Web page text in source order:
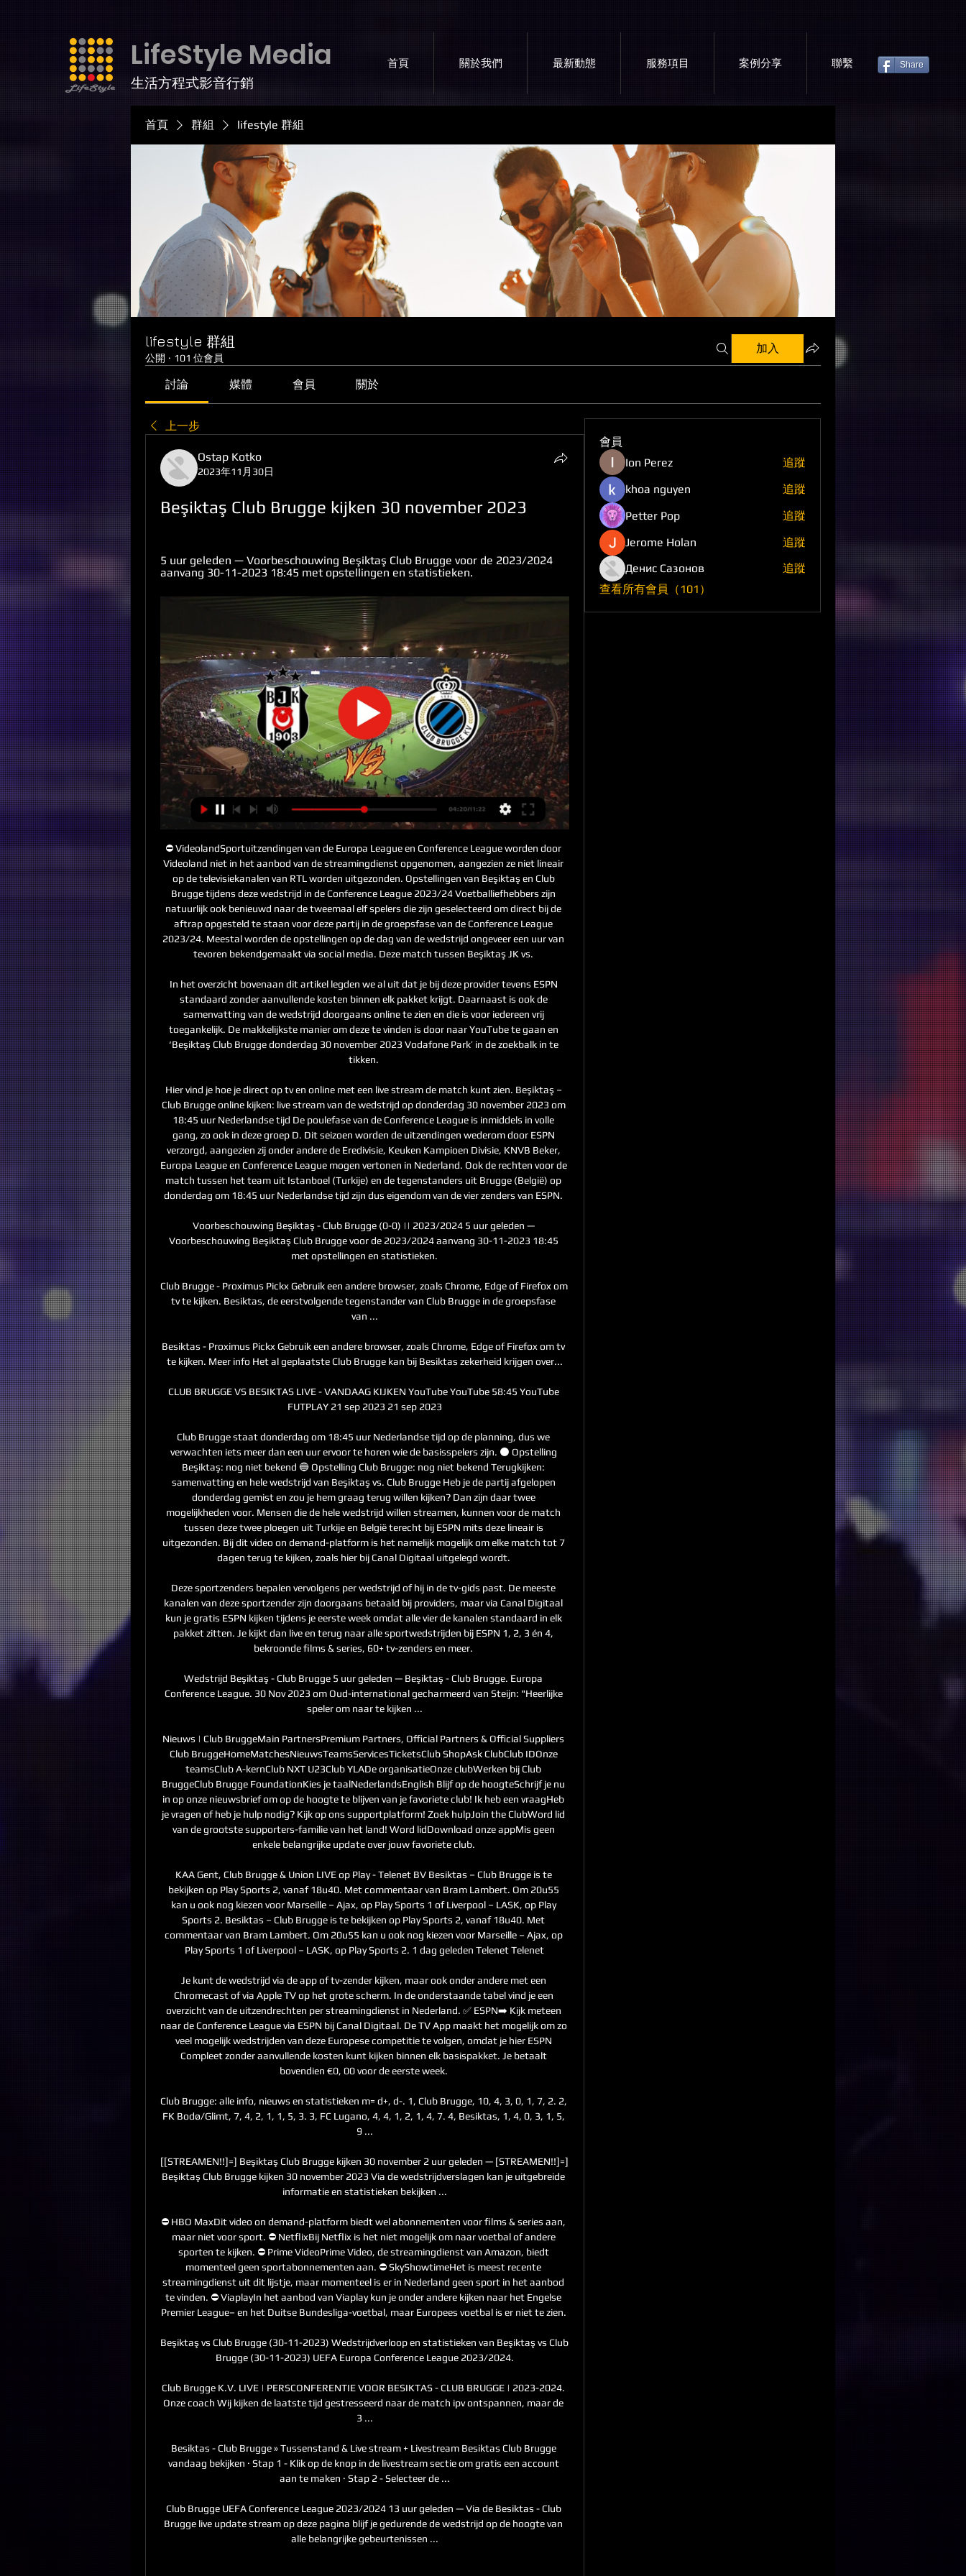
LifeStyle Media
生活方程式影音行銷
首頁 關於我們 最新動態 服務項目 案例分享 聯繫 Share
首頁 群組 lifestyle 群組
lifestyle 群組
公開 · 101 位會員
加入
討論 媒體 會員 關於
上一步
Ostap Kotko
2023年11月30日
Beşiktaş Club Brugge kijken 30 november 2023
5 uur geleden — Voorbeschouwing Beşiktaş Club Brugge voor de 2023/2024
aanvang 30-11-2023 18:45 met opstellingen en statistieken.
⛔️ VideolandSportuitzendingen van de Europa League en Conference League worden door
Videoland niet in het aanbod van de streamingdienst opgenomen, aangezien ze niet lineair
op de televisiekanalen van RTL worden uitgezonden. Opstellingen van Beşiktaş en Club
Brugge tijdens deze wedstrijd in de Conference League 2023/24 Voetballiefhebbers zijn
natuurlijk ook benieuwd naar de tweemaal elf spelers die zijn geselecteerd om direct bij de
aftrap opgesteld te staan voor deze partij in de groepsfase van de Conference League
2023/24. Meestal worden de opstellingen op de dag van de wedstrijd ongeveer een uur van
tevoren bekendgemaakt via social media. Deze match tussen Beşiktaş JK vs.
In het overzicht bovenaan dit artikel legden we al uit dat je bij deze provider tevens ESPN
standaard zonder aanvullende kosten binnen elk pakket krijgt. Daarnaast is ook de
samenvatting van de wedstrijd doorgaans online te zien en die is voor iedereen vrij
toegankelijk. De makkelijkste manier om deze te vinden is door naar YouTube te gaan en
‘Beşiktaş Club Brugge donderdag 30 november 2023 Vodafone Park’ in de zoekbalk in te
tikken.
Hier vind je hoe je direct op tv en online met een live stream de match kunt zien. Beşiktaş –
Club Brugge online kijken: live stream van de wedstrijd op donderdag 30 november 2023 om
18:45 uur Nederlandse tijd De poulefase van de Conference League is inmiddels in volle
gang, zo ook in deze groep D. Dit seizoen worden de uitzendingen wederom door ESPN
verzorgd, aangezien zij onder andere de Eredivisie, Keuken Kampioen Divisie, KNVB Beker,
Europa League en Conference League mogen vertonen in Nederland. Ook de rechten voor de
match tussen het team uit Istanboel (Turkije) en de tegenstanders uit Brugge (België) op
donderdag om 18:45 uur Nederlandse tijd zijn dus eigendom van de vier zenders van ESPN.
Voorbeschouwing Beşiktaş - Club Brugge (0-0) || 2023/2024 5 uur geleden —
Voorbeschouwing Beşiktaş Club Brugge voor de 2023/2024 aanvang 30-11-2023 18:45
met opstellingen en statistieken.
Club Brugge - Proximus Pickx Gebruik een andere browser, zoals Chrome, Edge of Firefox om
tv te kijken. Besiktas, de eerstvolgende tegenstander van Club Brugge in de groepsfase
van ...
Besiktas - Proximus Pickx Gebruik een andere browser, zoals Chrome, Edge of Firefox om tv
te kijken. Meer info Het al geplaatste Club Brugge kan bij Besiktas zekerheid krijgen over...
CLUB BRUGGE VS BESIKTAS LIVE - VANDAAG KIJKEN YouTube YouTube 58:45 YouTube
FUTPLAY 21 sep 2023 21 sep 2023
Club Brugge staat donderdag om 18:45 uur Nederlandse tijd op de planning, dus we
verwachten iets meer dan een uur ervoor te horen wie de basisspelers zijn. ⚫️ Opstelling
Beşiktaş: nog niet bekend 🔵 Opstelling Club Brugge: nog niet bekend Terugkijken:
samenvatting en hele wedstrijd van Beşiktaş vs. Club Brugge Heb je de partij afgelopen
donderdag gemist en zou je hem graag terug willen kijken? Dan zijn daar twee
mogelijkheden voor. Mensen die de hele wedstrijd willen streamen, kunnen voor de match
tussen deze twee ploegen uit Turkije en België terecht bij ESPN mits deze lineair is
uitgezonden. Bij dit video on demand-platform is het namelijk mogelijk om elke match tot 7
dagen terug te kijken, zoals hier bij Canal Digitaal uitgelegd wordt.
Deze sportzenders bepalen vervolgens per wedstrijd of hij in de tv-gids past. De meeste
kanalen van deze sportzender zijn doorgaans betaald bij providers, maar via Canal Digitaal
kun je gratis ESPN kijken tijdens je eerste week omdat alle vier de kanalen standaard in elk
pakket zitten. Je kijkt dan live en terug naar alle sportwedstrijden bij ESPN 1, 2, 3 én 4,
bekroonde films & series, 60+ tv-zenders en meer.
Wedstrijd Beşiktaş - Club Brugge 5 uur geleden — Beşiktaş - Club Brugge. Europa
Conference League. 30 Nov 2023 om Oud-international gecharmeerd van Steijn: "Heerlijke
speler om naar te kijken ...
Nieuws | Club BruggeMain PartnersPremium Partners, Official Partners & Official Suppliers
Club BruggeHomeMatchesNieuwsTeamsServicesTicketsClub ShopAsk ClubClub IDOnze
teamsClub A-kernClub NXT U23Club YLADe organisatieOnze clubWerken bij Club
BruggeClub Brugge FoundationKies je taalNederlandsEnglish Blijf op de hoogteSchrijf je nu
in op onze nieuwsbrief om op de hoogte te blijven van je favoriete club! Ik heb een vraagHeb
je vragen of heb je hulp nodig? Kijk op ons supportplatform! Zoek hulpJoin the ClubWord lid
van de grootste supporters-familie van het land! Word lidDownload onze appMis geen
enkele belangrijke update over jouw favoriete club.
KAA Gent, Club Brugge & Union LIVE op Play - Telenet BV ​Besiktas – Club Brugge is te
bekijken op Play Sports 2, vanaf 18u40. Met commentaar van Bram Lambert. ​Om 20u55
kan u ook nog kiezen voor Marseille – Ajax, op Play Sports 1 of Liverpool – LASK, op Play
Sports 2. ​Besiktas – Club Brugge is te bekijken op Play Sports 2, vanaf 18u40. Met
commentaar van Bram Lambert. ​Om 20u55 kan u ook nog kiezen voor Marseille – Ajax, op
Play Sports 1 of Liverpool – LASK, op Play Sports 2. 1 dag geleden Telenet Telenet
Je kunt de wedstrijd via de app of tv-zender kijken, maar ook onder andere met een
Chromecast of via Apple TV op het grote scherm. In de onderstaande tabel vind je een
overzicht van de uitzendrechten per streamingdienst in Nederland. ✅ ESPN➡️ Kijk meteen
naar de Conference League via ESPN bij Canal Digitaal. De TV App maakt het mogelijk om zo
veel mogelijk wedstrijden van deze Europese competitie te volgen, omdat je hier ESPN
Compleet zonder aanvullende kosten kunt kijken binnen elk basispakket. Je betaalt
bovendien €0, 00 voor de eerste week.
Club Brugge: alle info, nieuws en statistieken m= d+, d-. 1, Club Brugge, 10, 4, 3, 0, 1, 7, 2. 2,
FK Bodø/Glimt, 7, 4, 2, 1, 1, 5, 3. 3, FC Lugano, 4, 4, 1, 2, 1, 4, 7. 4, Besiktas, 1, 4, 0, 3, 1, 5,
9 ...
[[STREAMEN!!]=] Beşiktaş Club Brugge kijken 30 november 2 uur geleden — [STREAMEN!!]=]
Beşiktaş Club Brugge kijken 30 november 2023 Via de wedstrijdverslagen kan je uitgebreide
informatie en statistieken bekijken ...
⛔️ HBO MaxDit video on demand-platform biedt wel abonnementen voor films & series aan,
maar niet voor sport. ⛔️ NetflixBij Netflix is het niet mogelijk om naar voetbal of andere
sporten te kijken. ⛔️ Prime VideoPrime Video, de streamingdienst van Amazon, biedt
momenteel geen sportabonnementen aan. ⛔️ SkyShowtimeHet is meest recente
streamingdienst uit dit lijstje, maar momenteel is er in Nederland geen sport in het aanbod
te vinden. ⛔️ ViaplayIn het aanbod van Viaplay kun je onder andere kijken naar het Engelse
Premier League– en het Duitse Bundesliga-voetbal, maar Europees voetbal is er niet te zien.
Beşiktaş vs Club Brugge (30-11-2023) Wedstrijdverloop en statistieken van Beşiktaş vs Club
Brugge (30-11-2023) UEFA Europa Conference League 2023/2024.
Club Brugge K.V. LIVE | PERSCONFERENTIE VOOR BESIKTAS - CLUB BRUGGE | 2023-2024.
Onze coach Wij kijken de laatste tijd gestresseerd naar de match ipv ontspannen, maar de
3 ...
Besiktas - Club Brugge » Tussenstand & Live stream + Livestream Besiktas Club Brugge
vandaag bekijken · Stap 1 - Klik op de knop in de livestream sectie om gratis een account
aan te maken · Stap 2 - Selecteer de ...
Club Brugge UEFA Conference League 2023/2024 13 uur geleden — Via de Besiktas - Club
Brugge live update stream op deze pagina blijf je gedurende de wedstrijd op de hoogte van
alle belangrijke gebeurtenissen ...
會員
Ion Perez
追蹤
khoa nguyen
追蹤
Petter Pop
追蹤
Jerome Holan
追蹤
Денис Сазонов
追蹤
查看所有會員（101）